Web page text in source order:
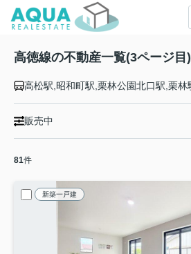
高徳線の不動産一覧(3ページ目)
販売中
81件
新築一戸建